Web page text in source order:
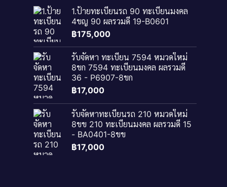
1.ป้ายทะเบียนรถ 90 ทะเบียนมงคล
4ขญ 90 ผลรวมดี 19-B0601
฿175,000
รับจัดหา ทะเบียน 7594 หมวดใหม่
8ขก 7594 ทะเบียนมงคล ผลรวมดี
36 - P6907-8ขก
฿17,000
รับจัดหาทะเบียนรถ 210 หมวดใหม่
8ขข 210 ทะเบียนมงคล ผลรวมดี 15
- BA0401-8ขข
฿17,000